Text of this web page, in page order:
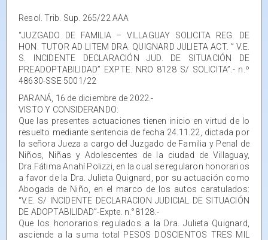
Resol. Trib. Sup. 265/22 AAA
“JUZGADO DE FAMILIA – VILLAGUAY SOLICITA REG. DE
HON. TUTOR AD LITEM DRA. QUIGNARD JULIETA ACT. ” V.E.
S. INCIDENTE DECLARACIÓN JUD. DE SITUACIÓN DE
PREADOPTABILIDAD” EXPTE. NRO 8128 S/ SOLICITA”.- n.º
48630-SSE 5001/22
PARANÁ, 16 de diciembre de 2022.-
VISTO Y CONSIDERANDO:
Que las presentes actuaciones tienen inicio en virtud de lo
resuelto mediante sentencia de fecha 24.11.22, dictada por
la señora Jueza a cargo del Juzgado de Familia y Penal de
Niños, Niñas y Adolescentes de la ciudad de Villaguay,
Dra.Fátima Anahí Polizzi, en la cual se regularon honorarios
a favor de la Dra. Julieta Quignard, por su actuación como
Abogada de Niño, en el marco de los autos caratulados:
“V.E. S/ INCIDENTE DECLARACION JUDICIAL DE SITUACIÓN
DE ADOPTABILIDAD”-Expte. n.°8128.-
Que los honorarios regulados a la Dra. Julieta Quignard,
asciende a la suma total PESOS DOSCIENTOS TRES MIL